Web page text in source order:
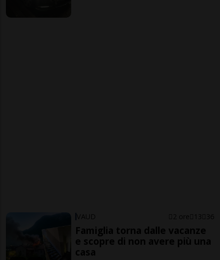
VAUD 2 ore 13 36
Famiglia torna dalle vacanze
e scopre di non avere più una
casa